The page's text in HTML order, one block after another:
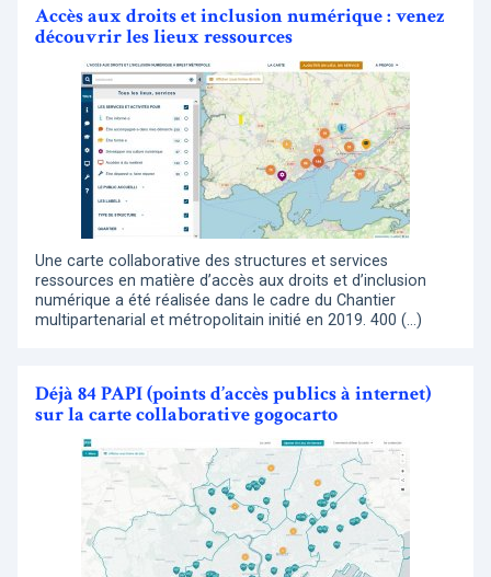
Accès aux droits et inclusion numérique : venez
découvrir les lieux ressources
Une carte collaborative des structures et services
ressources en matière d’accès aux droits et d’inclusion
numérique a été réalisée dans le cadre du Chantier
multipartenarial et métropolitain initié en 2019. 400 (…)
Déjà 84 PAPI (points d’accès publics à internet)
sur la carte collaborative gogocarto